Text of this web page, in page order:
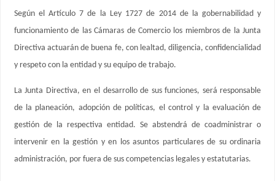
Según el Artículo 7 de la Ley 1727 de 2014 de la gobernabilidad y
funcionamiento de las Cámaras de Comercio los miembros de la Junta
Directiva actuarán de buena fe, con lealtad, diligencia, confidencialidad
y respeto con la entidad y su equipo de trabajo.
La Junta Directiva, en el desarrollo de sus funciones, será responsable
de la planeación, adopción de políticas, el control y la evaluación de
gestión de la respectiva entidad. Se abstendrá de coadministrar o
intervenir en la gestión y en los asuntos particulares de su ordinaria
administración, por fuera de sus competencias legales y estatutarias.